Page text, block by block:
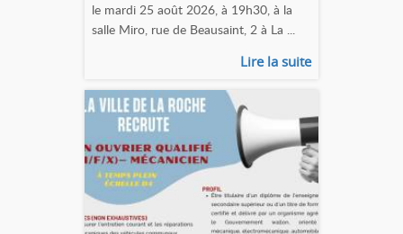
le mardi 25 août 2026, à 19h30, à la
salle Miro, rue de Beausaint, 2 à La ...
Lire la suite